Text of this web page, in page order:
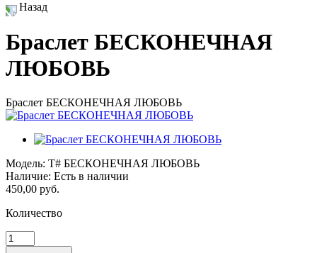
Назад
Браслет БЕСКОНЕЧНАЯ
ЛЮБОВЬ
Браслет БЕСКОНЕЧНАЯ ЛЮБОВЬ
Модель: Т# БЕСКОНЕЧНАЯ ЛЮБОВЬ
Наличие: Есть в наличии
450,00 руб.
Количество